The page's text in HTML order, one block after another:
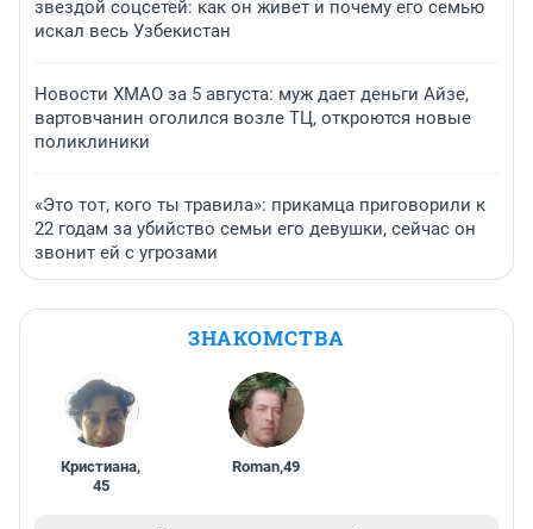
звездой соцсетей: как он живет и почему его семью
искал весь Узбекистан
Новости ХМАО за 5 августа: муж дает деньги Айзе,
вартовчанин оголился возле ТЦ, откроются новые
поликлиники
«Это тот, кого ты травила»: прикамца приговорили к
22 годам за убийство семьи его девушки, сейчас он
звонит ей с угрозами
ЗНАКОМСТВА
Кристиана,
45
Roman,49